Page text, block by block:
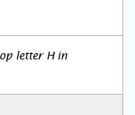
letter H in